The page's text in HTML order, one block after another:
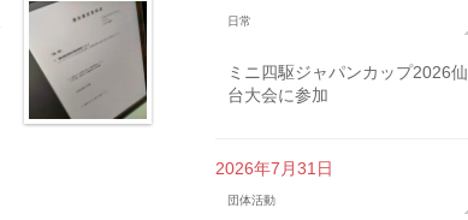
日常
ミニ四駆ジャパンカップ2026仙
台大会に参加
2026年7月31日
団体活動